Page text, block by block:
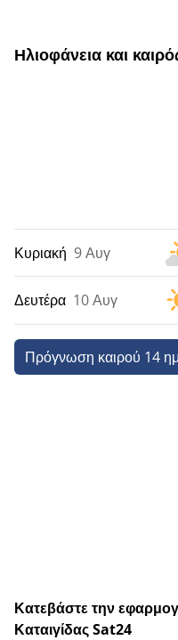
Ηλιοφάνεια και
Κυριακή 9 Αυγ
Δευτέρα 10 Αυγ
Πρόγνωση καιρού 14
Κατεβάστε την
Καταιγίδας Sat24